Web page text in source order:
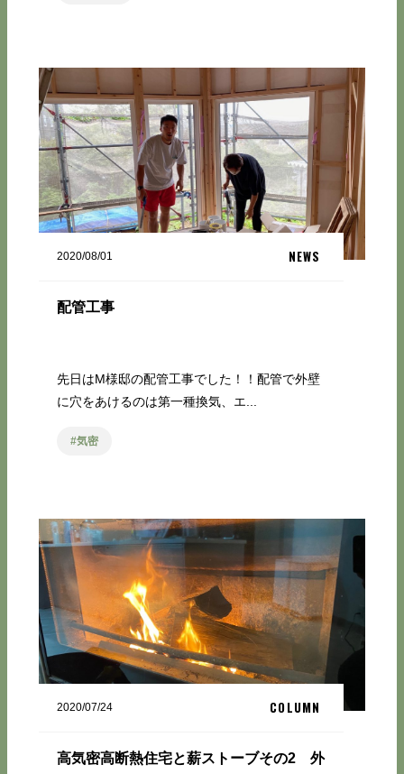
2020/08/01 NEWS
配管工事
先日はM様邸の配管工事でした！！配管で外壁
に穴をあけるのは第一種換気、エ...
気密
2020/07/24 COLUMN
高気密高断熱住宅と薪ストーブその2 外